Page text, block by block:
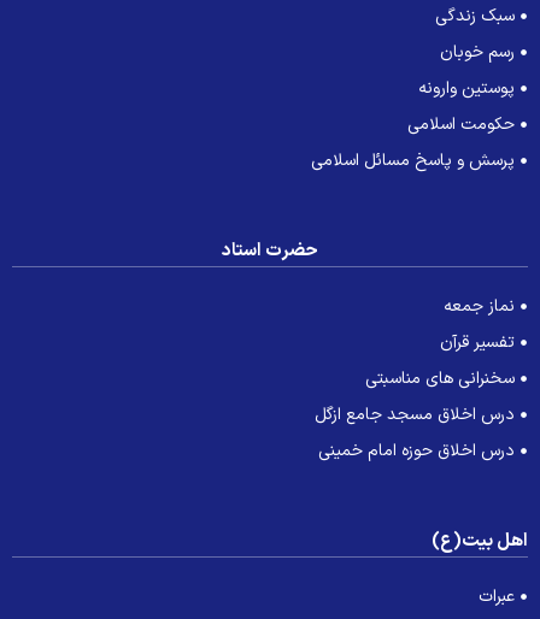
سبک زندگی
رسم خوبان
پوستین وارونه
حکومت اسلامی
پرسش و پاسخ مسائل اسلامی
حضرت استاد
نماز جمعه
تفسیر قرآن
سخنرانی های مناسبتی
درس اخلاق مسجد جامع ازگل
درس اخلاق حوزه امام خمینی
بیت(ع)
عبرات